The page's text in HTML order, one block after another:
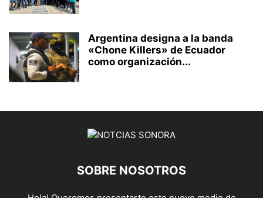
Argentina designa a la banda
«Chone Killers» de Ecuador
como organización...
SOBRE NOSOTROS